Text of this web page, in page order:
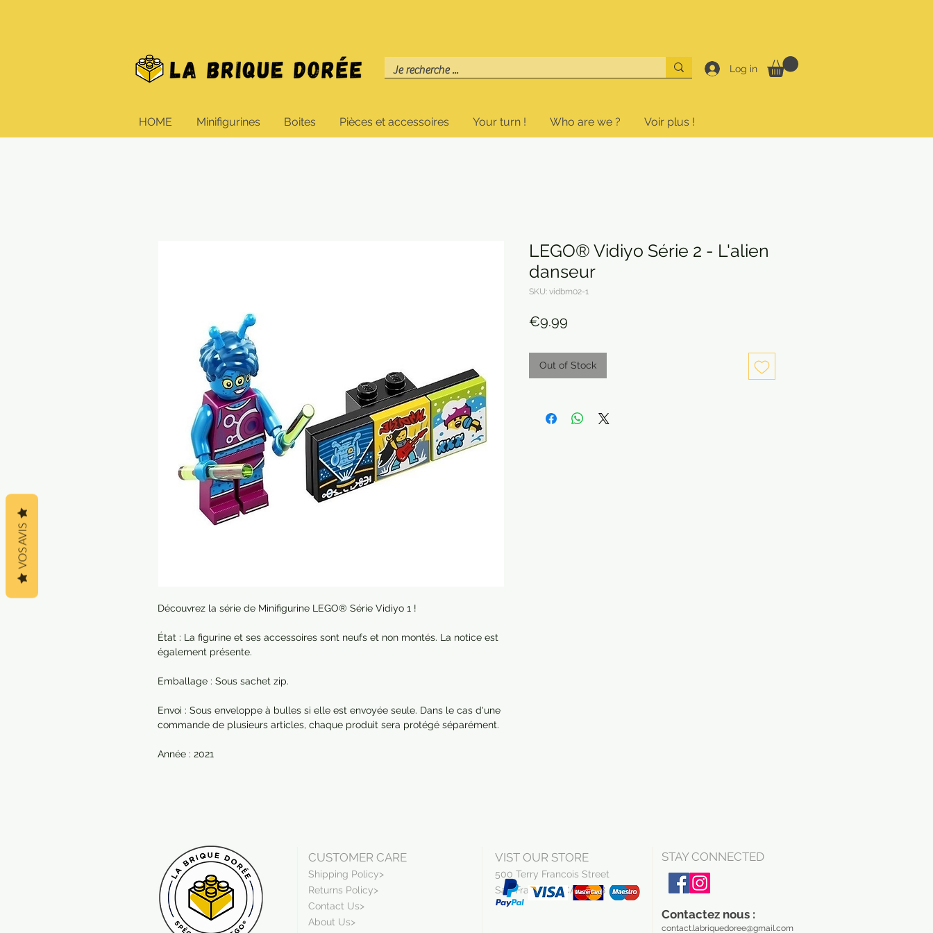
Log in
HOME Minifigurines Boites Pièces et accessoires Your turn ! Who are we ? Voir plus !
Découvrez la série de Minifigurine LEGO® Série Vidiyo 1 !
État : La figurine et ses accessoires sont neufs et non montés. La notice est
également présente.
Emballage : Sous sachet zip.
Envoi : Sous enveloppe à bulles si elle est envoyée seule. Dans le cas d'une
commande de plusieurs articles, chaque produit sera protégé séparément.
Année : 2021
LEGO® Vidiyo Série 2 - L'alien
danseur
SKU: vidbm02-1
€9.99
Out of Stock
CUSTOMER CARE
Shipping Policy>
Returns Policy>
Contact Us>
About Us>
VIST OUR STORE
500 Terry Francois Street
San Francisco, CA 94158
STAY CONNECTED
Contactez nous :
contact.labriquedoree@gmail.com
VOS AVIS